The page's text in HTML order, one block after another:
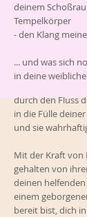
Ich kann dir keine
sich in dieser
Darum geht es
Es geht darum,
durch den Fluss
in die Fülle
und sie
Mit der Kraft von
gehalten von
deinen
einem
bereit bist, dich
deinem
Tempelkörper
- den Klang
... und was sich
in deine